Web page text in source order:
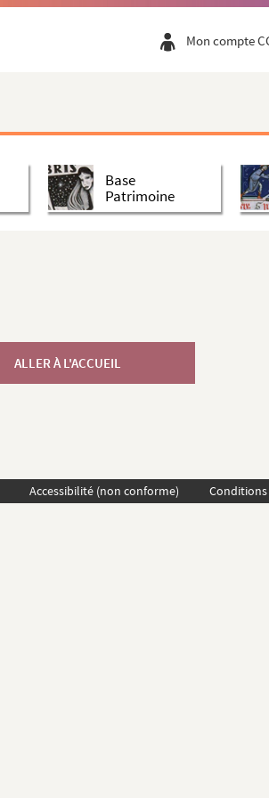
Mon compte
Base
Patrimoine
ALLER À L'ACCUEIL
Accessibilité (non conforme)